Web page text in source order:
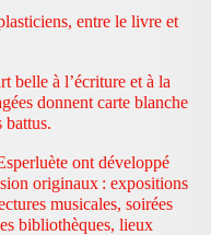
entre le livre et
belle à l’écriture et à la
donnent carte blanche
battus.
ont développé
originaux : expositions
musicales, soirées
bibliothèques, lieux